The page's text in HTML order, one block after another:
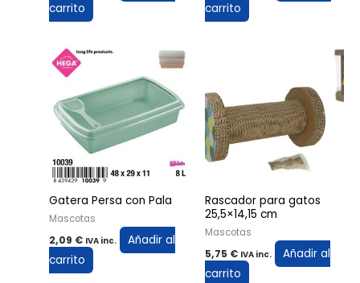
carrito
carrito
Gatera Persa con Pala
Mascotas
2,09 € IVA inc.
Añadir al
carrito
Rascador para gatos
25,5×14,15 cm
Mascotas
5,75 € IVA inc.
Añadir al
carrito